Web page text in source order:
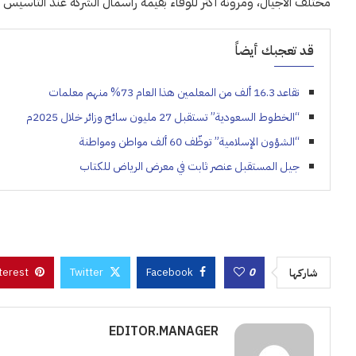
قد تعجبك أيضاً
تقاعد 16.3 ألف من المعلمين هذا العام 73% منهم معلمات
“الخطوط السعودية” تستقبل 27 مليون سائح وزائر خلال 2025م
“الشؤون الإسلامية” توظّف 60 ألف مواطن ومواطنة
جيل المستقبل عنصر ثابت في معرض الرياض للكتاب
شاركها 0
Facebook
Twitter
EDITOR.MANAGER